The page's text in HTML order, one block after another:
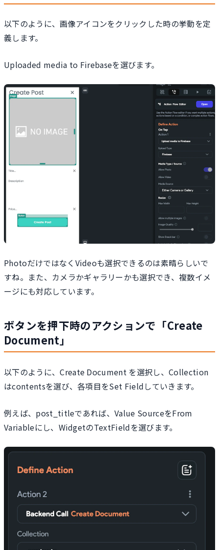
以下のように、画像アイコンをクリックした時の挙動を定
義します。
Uploaded media to Firebaseを選びます。
PhotoだけではなくVideoも選択できるのは素晴らしいで
すね。また、カメラかギャラリーかも選択でき、複数イメ
ージにも対応しています。
ボタンを押下時のアクションで「Create
Document」
以下のように、Create Document を選択し、Collection
はcontentsを選び、各項目をSet Fieldしていきます。
例えば、post_titleであれば、Value SourceをFrom
Variableにし、WidgetのTextFieldを選びます。